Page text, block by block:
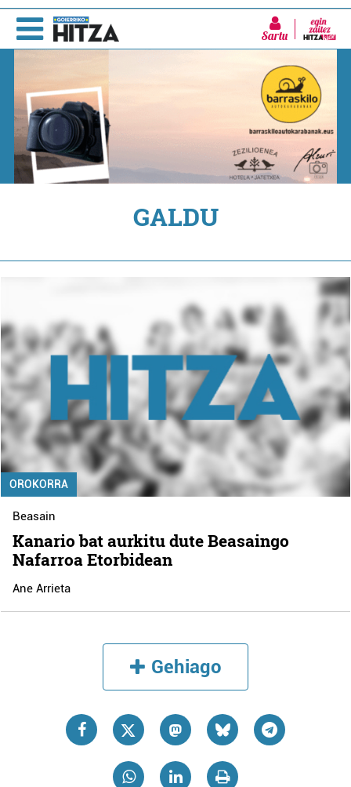
Sartu
GALDU
OROKORRA
Beasain
Kanario bat aurkitu dute Beasaingo
Nafarroa Etorbidean
Ane Arrieta
Gehiago